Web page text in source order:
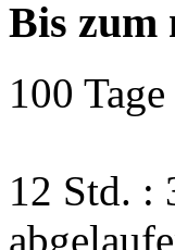
Bis zum
100 Tage
12 Std. :